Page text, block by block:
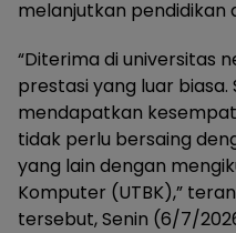
melanjutkan pendidikan
“Diterima di universitas
prestasi yang luar biasa.
mendapatkan
tidak perlu bersaing
yang lain dengan
Komputer (UTBK),”
tersebut, Senin (6/7/